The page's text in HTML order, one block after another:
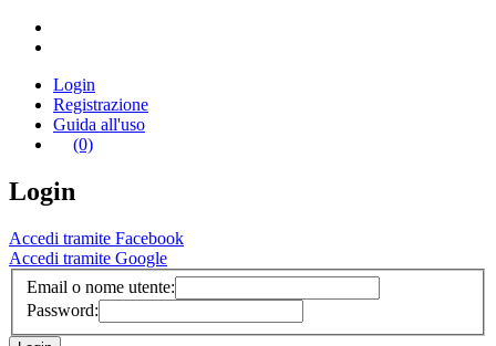
Login
Registrazione
Guida all'uso
(0)
Login
Accedi tramite Facebook
Accedi tramite Google
Email o nome utente:
Password: